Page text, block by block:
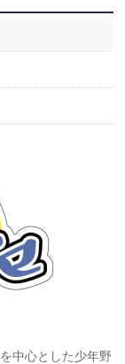
中心とした少年野